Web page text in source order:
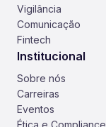
Vigilância
Comunicação
Fintech
Institucional
Sobre nós
Carreiras
Eventos
Ética e Compliance